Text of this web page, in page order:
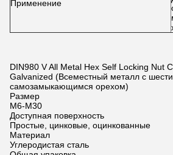
Применение
DIN980 V All Metal Hex Self Locking Nut
Galvanized (Всеместный металл с
самозамыкающимся орехом)
Размер
M6-M30
Доступная поверхность
Простые, цинковые, оцинкованные
Материал
Углеродистая сталь